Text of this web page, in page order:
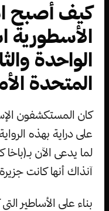
كيف أصبح
الأسطورية
الواحدة
المتحدة
كان المستكشفون
على دراية بهذه
لما يدعى الآن بـ(باخا
آنذاك أنها كانت
بناء على الأساطير